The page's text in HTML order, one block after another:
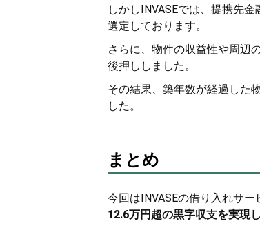
しかしINVASEでは、提携先
選定しております。
さらに、物件の収益性や周辺
後押ししました。
その結果、築年数が経過した
した。
まとめ
今回はINVASEの借り入れサー
12.6万円超の黒字収支を実現